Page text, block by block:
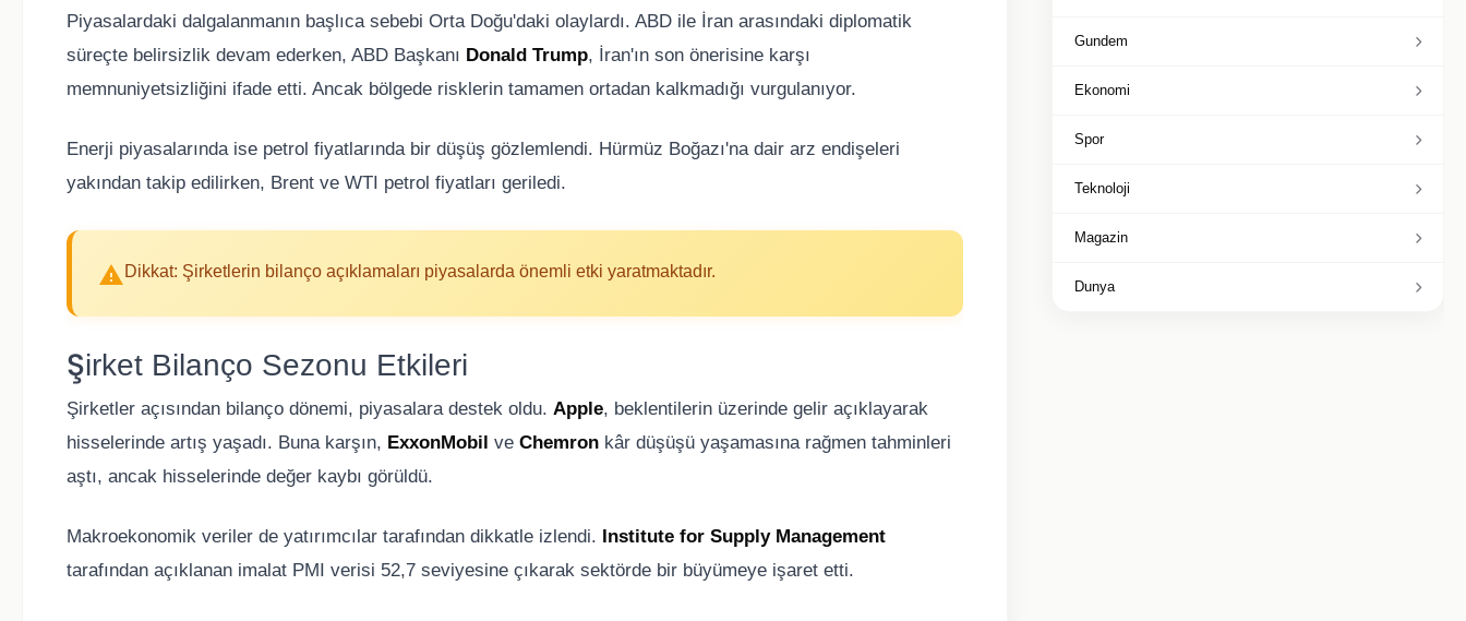
Piyasalardaki dalgalanmanın başlıca sebebi Orta Doğu'daki olaylardı. ABD ile İran arasındaki diplomatik
süreçte belirsizlik devam ederken, ABD Başkanı Donald Trump, İran'ın son önerisine karşı
memnuniyetsizliğini ifade etti. Ancak bölgede risklerin tamamen ortadan kalkmadığı vurgulanıyor.
Enerji piyasalarında ise petrol fiyatlarında bir düşüş gözlemlendi. Hürmüz Boğazı'na dair arz endişeleri
yakından takip edilirken, Brent ve WTI petrol fiyatları geriledi.
Dikkat: Şirketlerin bilanço açıklamaları piyasalarda önemli etki yaratmaktadır.
Şirket Bilanço Sezonu Etkileri
Şirketler açısından bilanço dönemi, piyasalara destek oldu. Apple, beklentilerin üzerinde gelir açıklayarak
hisselerinde artış yaşadı. Buna karşın, ExxonMobil ve Chemron kâr düşüşü yaşamasına rağmen tahminleri
aştı, ancak hisselerinde değer kaybı görüldü.
Makroekonomik veriler de yatırımcılar tarafından dikkatle izlendi.
Institute for Supply Management
tarafından açıklanan imalat PMI verisi 52,7 seviyesine çıkarak sektörde bir büyümeye işaret etti.
Gundem
Ekonomi
Spor
Teknoloji
Magazin
Dunya